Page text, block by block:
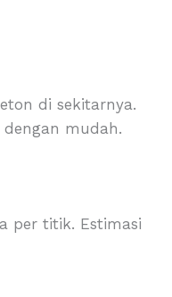
di sekitarnya.
mudah.
per titik. Estimasi